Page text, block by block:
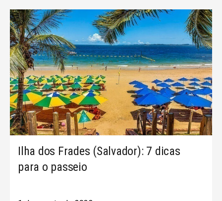
Ilha dos Frades (Salvador): 7 dicas
para o passeio